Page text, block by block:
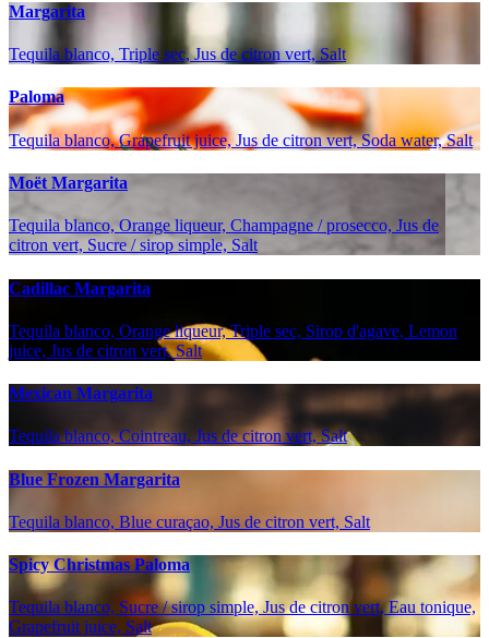
Margarita
Tequila blanco, Triple sec, Jus de citron vert, Salt
Paloma
Tequila blanco, Grapefruit juice, Jus de citron vert, Soda water, Salt
Moët Margarita
Tequila blanco, Orange liqueur, Champagne / prosecco, Jus de
citron vert, Sucre / sirop simple, Salt
Cadillac Margarita
Tequila blanco, Orange liqueur, Triple sec, Sirop d'agave, Lemon
juice, Jus de citron vert, Salt
Mexican Margarita
Tequila blanco, Cointreau, Jus de citron vert, Salt
Blue Frozen Margarita
Tequila blanco, Blue curaçao, Jus de citron vert, Salt
Spicy Christmas Paloma
Tequila blanco, Sucre / sirop simple, Jus de citron vert, Eau tonique,
Grapefruit juice, Salt